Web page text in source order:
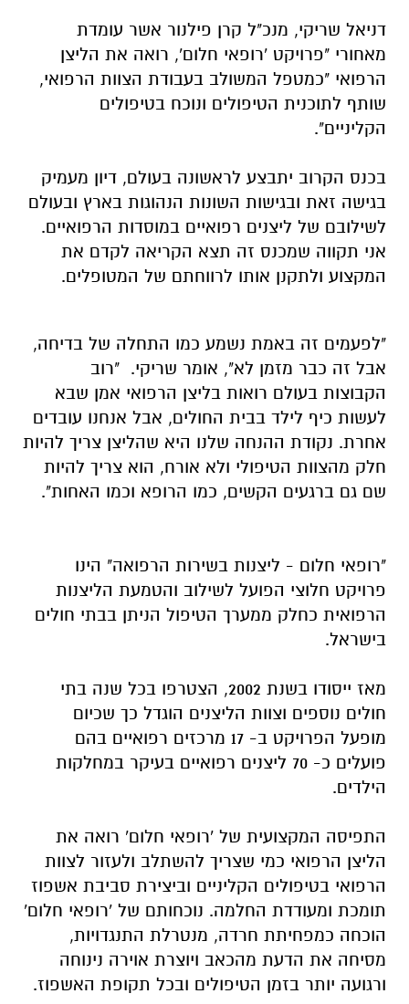
דניאל שריקי, מנכ"ל קרן פילנור אשר עומדת
מאחורי "פרויקט 'רופאי חלום', רואה את הליצן
הרפואי "כמטפל המשולב בעבודת הצוות הרפואי,
שותף לתוכנית הטיפולים ונוכח בטיפולים
הקליניים".
בכנס הקרוב יתבצע לראשונה בעולם, דיון מעמיק
בגישה זאת ובגישות השונות הנהוגות בארץ ובעולם
לשילובם של ליצנים רפואיים במוסדות הרפואיים.
אני תקווה שמכנס זה תצא הקריאה לקדם את
המקצוע ולתקנן אותו לרווחתם של המטופלים.
"לפעמים זה באמת נשמע כמו התחלה של בדיחה,
אבל זה כבר מזמן לא", אומר שריקי. "רוב
הקבוצות בעולם רואות בליצן הרפואי אמן שבא
לעשות כיף לילד בבית החולים, אבל אנחנו עובדים
אחרת. נקודת ההנחה שלנו היא שהליצן צריך להיות
חלק מהצוות הטיפולי ולא אורח, הוא צריך להיות
שם גם ברגעים הקשים, כמו הרופא וכמו האחות".
"רופאי חלום - ליצנות בשירות הרפואה" הינו
פרויקט חלוצי הפועל לשילוב והטמעת הליצנות
הרפואית כחלק ממערך הטיפול הניתן בבתי חולים
בישראל.
מאז ייסודו בשנת 2002, הצטרפו בכל שנה בתי
חולים נוספים וצוות הליצנים הוגדל כך שכיום
מופעל הפרויקט ב- 17 מרכזים רפואיים בהם
פועלים כ- 70 ליצנים רפואיים בעיקר במחלקות
הילדים.
התפיסה המקצועית של 'רופאי חלום' רואה את
הליצן הרפואי כמי שצריך להשתלב ולעזור לצוות
הרפואי בטיפולים הקליניים וביצירת סביבת אשפוז
תומכת ומעודדת החלמה. נוכחותם של 'רופאי חלום'
הוכחה כמפחיתת חרדה, מנטרלת התנגדויות,
מסיחה את הדעת מהכאב ויוצרת אוירה נינוחה
ורגועה יותר בזמן הטיפולים ובכל תקופת האשפוז.